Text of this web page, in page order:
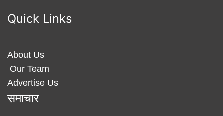
Quick Links
About Us
Our Team
Advertise Us
समाचार